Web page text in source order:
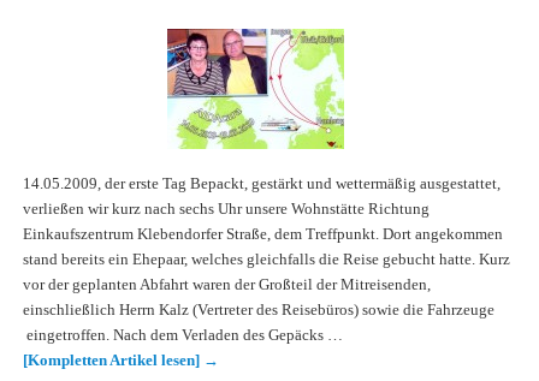
14.05.2009, der erste Tag Bepackt, gestärkt und wettermäßig ausgestattet,
verließen wir kurz nach sechs Uhr unsere Wohnstätte Richtung
Einkaufszentrum Klebendorfer Straße, dem Treffpunkt. Dort angekommen
stand bereits ein Ehepaar, welches gleichfalls die Reise gebucht hatte. Kurz
vor der geplanten Abfahrt waren der Großteil der Mitreisenden,
einschließlich Herrn Kalz (Vertreter des Reisebüros) sowie die Fahrzeuge
eingetroffen. Nach dem Verladen des Gepäcks …
[Kompletten Artikel lesen] →